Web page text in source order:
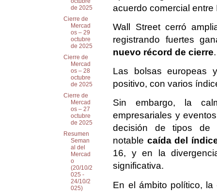
acuerdo comercial
Wall Street cerró
registrando fuertes
nuevo récord de cierre.
Las bolsas europeas
positivo, con varios
Sin embargo, la
empresariales y
decisión de tipos de
notable caída del
16, y en la
significativa.
En el ámbito político, la
de 2025
Cierre de
Mercad
os – 29
octubre
de 2025
Cierre de
Mercad
os – 28
octubre
de 2025
Cierre de
Mercad
os – 27
octubre
de 2025
Resumen
Seman
al del
Mercad
o
(20/10/2
025 -
24/10/2
025)